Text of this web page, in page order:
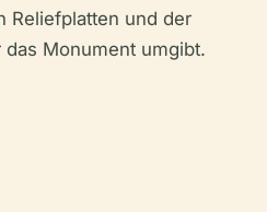
Reliefplatten und der
Monument umgibt.